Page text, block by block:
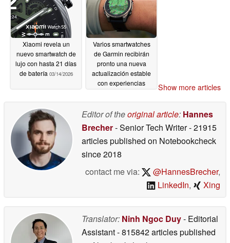
Xiaomi revela un
nuevo smartwatch de
lujo con hasta 21 días
de batería 03/14/2026
Varios smartwatches
de Garmin recibirán
pronto una nueva
actualización estable
con experiencias
HIIT03/11/2026
Show more articles
Editor of theoriginal article: Hannes
Brecher- Senior Tech Writer- 21915
articles published on Notebookcheck
since 2018
contact me via:
@HannesBrecher,
LinkedIn, Xing
Translator: Ninh Ngoc Duy- Editorial
Assistant- 815842 articles published